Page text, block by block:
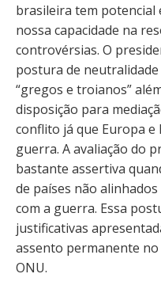
brasileira tem potencial
nossa capacidade na
controvérsias. O
postura de
“gregos e troianos”
disposição para
conflito já que Europa e
guerra. A avaliação do
bastante assertiva
de países não
com a guerra. Essa
justificativas
assento permanente no
ONU.